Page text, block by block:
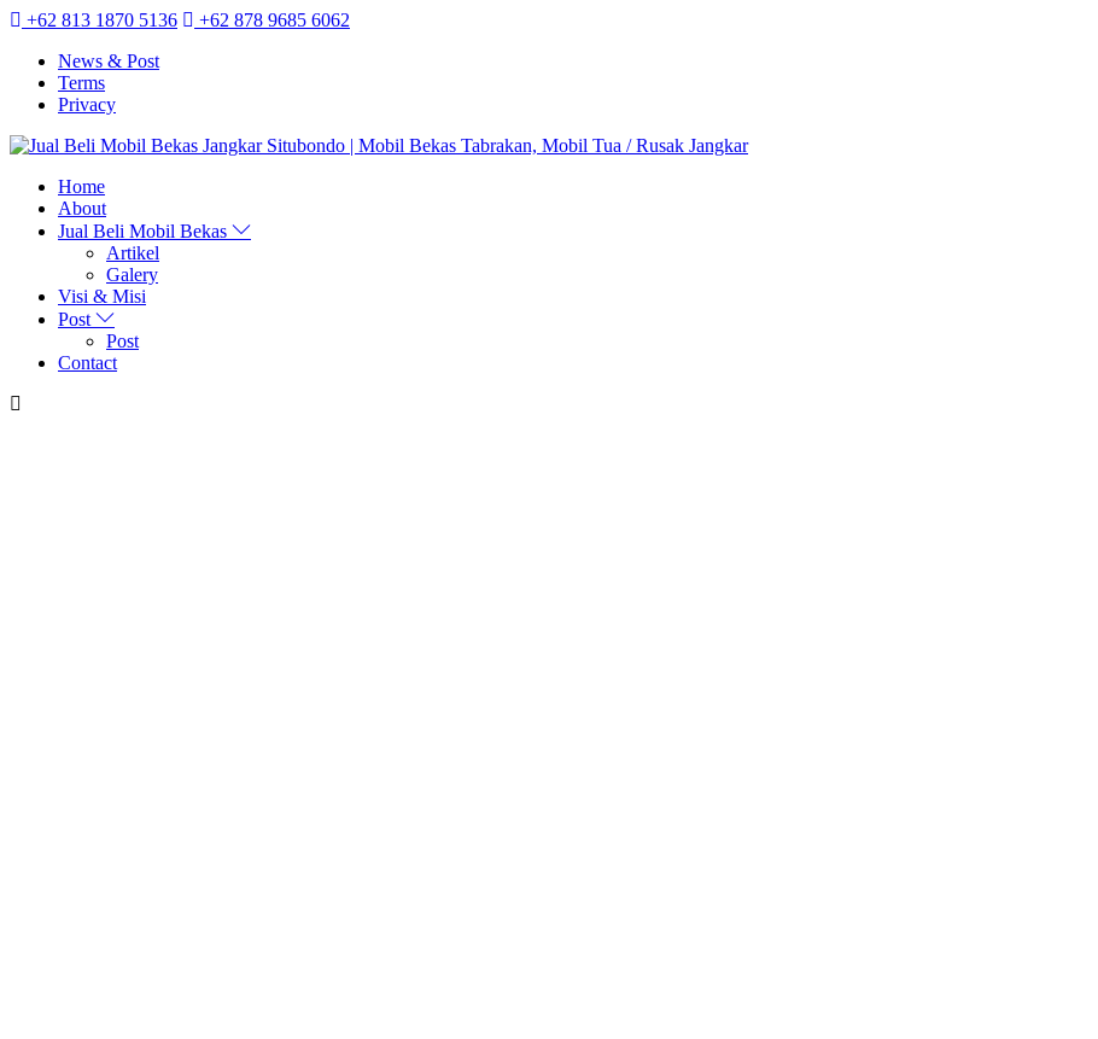
+62 813 1870 5136
+62 878 9685 6062
News & Post
Terms
Privacy
Home
About
Jual Beli Mobil Bekas
Artikel
Galery
Visi & Misi
Post
Post
Contact